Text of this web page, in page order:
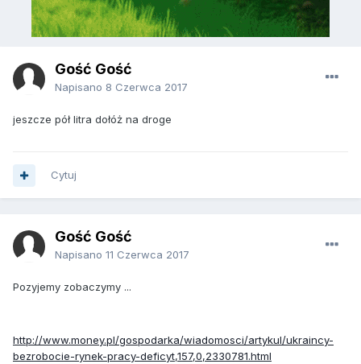
Gość Gość
Napisano 8 Czerwca 2017
jeszcze pół litra dołóż na droge
Cytuj
Gość Gość
Napisano 11 Czerwca 2017
Pozyjemy zobaczymy ...
http://www.money.pl/gospodarka/wiadomosci/artykul/ukraincy-
bezrobocie-rynek-pracy-deficyt,157,0,2330781.html